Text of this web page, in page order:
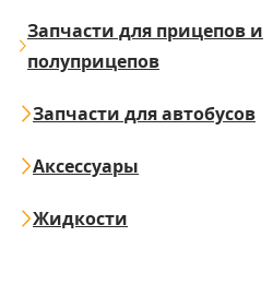
Запчасти для прицепов и
полуприцепов
Запчасти для автобусов
Аксессуары
Жидкости